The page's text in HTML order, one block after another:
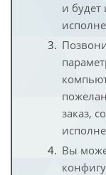
и будет
заказ,
Вы